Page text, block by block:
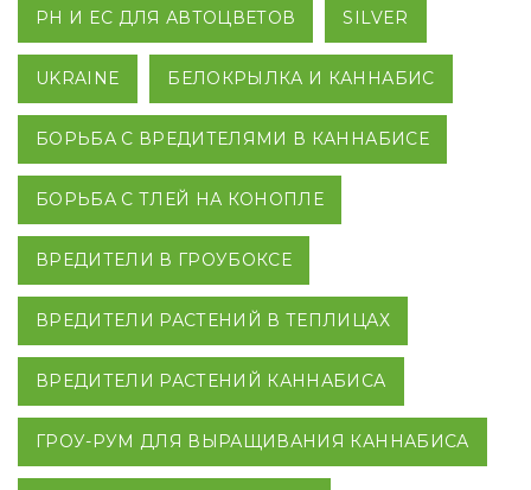
PH И EC ДЛЯ АВТОЦВЕТОВ SILVER
UKRAINE БЕЛОКРЫЛКА И КАННАБИС
БОРЬБА С ВРЕДИТЕЛЯМИ В КАННАБИСЕ
БОРЬБА С ТЛЕЙ НА КОНОПЛЕ
ВРЕДИТЕЛИ В ГРОУБОКСЕ
ВРЕДИТЕЛИ РАСТЕНИЙ В ТЕПЛИЦАХ
ВРЕДИТЕЛИ РАСТЕНИЙ КАННАБИСА
ГРОУ-РУМ ДЛЯ ВЫРАЩИВАНИЯ КАННАБИСА